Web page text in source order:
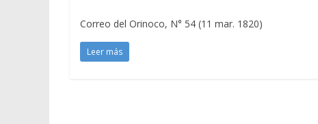
Correo del Orinoco, N° 54 (11 mar. 1820)
Leer más